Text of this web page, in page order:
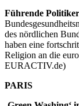
Führende
des nördlichen
haben eine
Religion an die
EURACTIV.de)
PARIS